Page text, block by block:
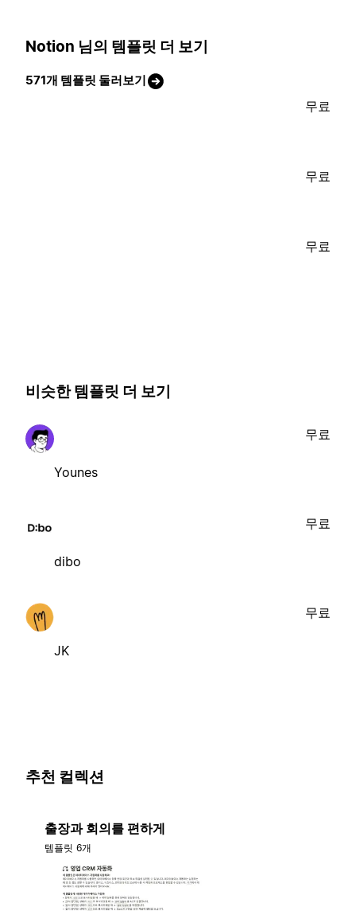
Notion 님의 템플릿 더 보기
571개 템플릿 둘러보기
무료
무료
무료
비슷한 템플릿 더 보기
Younes
무료
dibo
무료
JK
무료
추천 컬렉션
출장과 회의를 편하게
템플릿 6개